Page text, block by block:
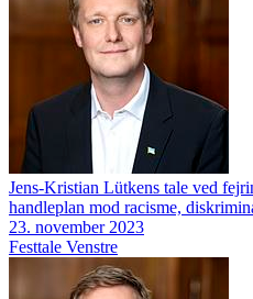
Jens-Kristian Lütkens tale ved
handleplan mod racisme,
23. november 2023
Festtale Venstre